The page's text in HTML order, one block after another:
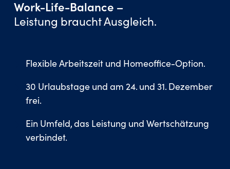
Work-Life-Balance –
Leistung braucht Ausgleich.
Flexible Arbeitszeit und Homeoffice-Option.
30 Urlaubstage und am 24. und 31. Dezember
frei.
Ein Umfeld, das Leistung und Wertschätzung
verbindet.